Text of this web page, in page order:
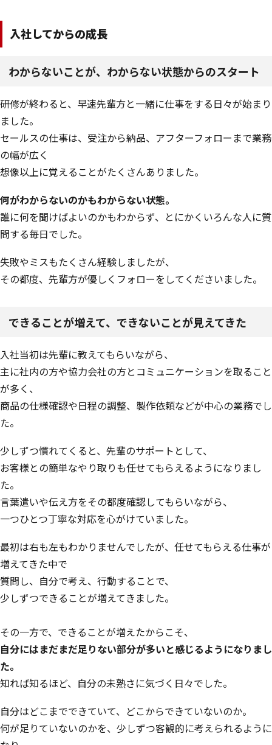
入社してからの成長
わからないことが、わからない状態からのスタート
研修が終わると、早速先輩方と一緒に仕事をする日々が始まり
ました。
セールスの仕事は、受注から納品、アフターフォローまで業務
の幅が広く
想像以上に覚えることがたくさんありました。
何がわからないのかもわからない状態。
誰に何を聞けばよいのかもわからず、とにかくいろんな人に質
問する毎日でした。
失敗やミスもたくさん経験しましたが、
その都度、先輩方が優しくフォローをしてくださいました。
できることが増えて、できないことが見えてきた
入社当初は先輩に教えてもらいながら、
主に社内の方や協力会社の方とコミュニケーションを取ること
が多く、
商品の仕様確認や日程の調整、製作依頼などが中心の業務でし
た。
少しずつ慣れてくると、先輩のサポートとして、
お客様との簡単なやり取りも任せてもらえるようになりまし
た。
言葉遣いや伝え方をその都度確認してもらいながら、
一つひとつ丁寧な対応を心がけていました。
最初は右も左もわかりませんでしたが、任せてもらえる仕事が
増えてきた中で
質問し、自分で考え、行動することで、
少しずつできることが増えてきました。
その一方で、できることが増えたからこそ、
自分にはまだまだ足りない部分が多いと感じるようになりまし
た。
知れば知るほど、自分の未熟さに気づく日々でした。
自分はどこまでできていて、どこからできていないのか。
何が足りていないのかを、少しずつ客観的に考えられるように